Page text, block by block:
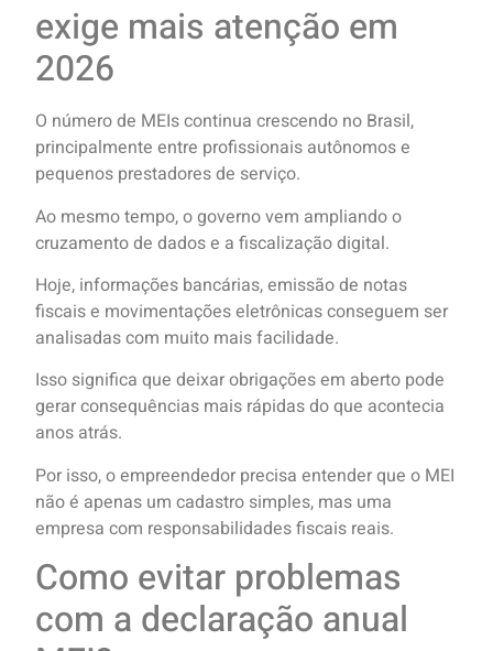
exige mais atenção em
2026
O número de MEIs continua crescendo no Brasil,
principalmente entre profissionais autônomos e
pequenos prestadores de serviço.
Ao mesmo tempo, o governo vem ampliando o
cruzamento de dados e a fiscalização digital.
Hoje, informações bancárias, emissão de notas
fiscais e movimentações eletrônicas conseguem ser
analisadas com muito mais facilidade.
Isso significa que deixar obrigações em aberto pode
gerar consequências mais rápidas do que acontecia
anos atrás.
Por isso, o empreendedor precisa entender que o MEI
não é apenas um cadastro simples, mas uma
empresa com responsabilidades fiscais reais.
Como evitar problemas
com a declaração anual